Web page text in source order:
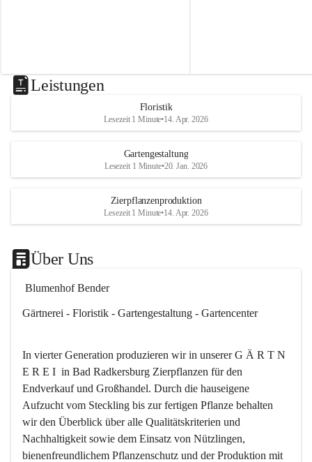
ein kleines Mitbringserl,
Leistungen
Floristik
Lesezeit 1 Minute•14. Apr. 2026
Gartengestaltung
Lesezeit 1 Minute•20. Jan. 2026
Zierpflanzenproduktion
Lesezeit 1 Minute•14. Apr. 2026
Über Uns
Blumenhof Bender
Gärtnerei - Floristik - Gartengestaltung - Gartencenter
In vierter Generation produzieren wir in unserer G Ä R T N
E R E I  in Bad Radkersburg Zierpflanzen für den
Endverkauf und Großhandel. Durch die hauseigene
Aufzucht vom Steckling bis zur fertigen Pflanze behalten
wir den Überblick über alle Qualitätskriterien und
Nachhaltigkeit sowie dem Einsatz von Nützlingen,
bienenfreundlichem Pflanzenschutz und der Produktion mit